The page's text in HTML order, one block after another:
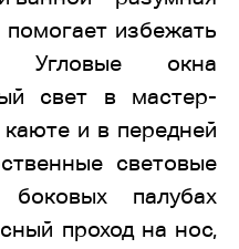
помогает избежать
Угловые окна
свет в мастер-
и в передней
световые
палубах
проход на нос,